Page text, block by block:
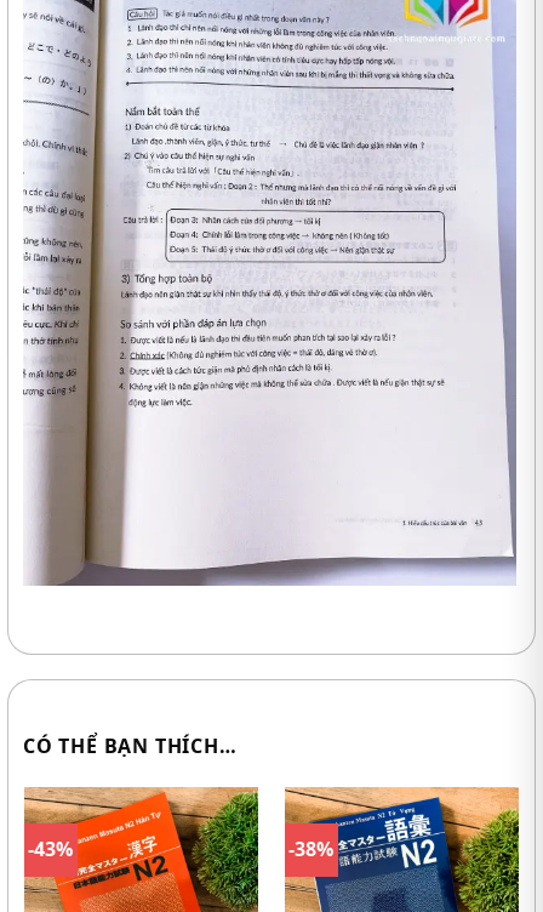
CÓ THỂ BẠN THÍCH…
-43% -38%